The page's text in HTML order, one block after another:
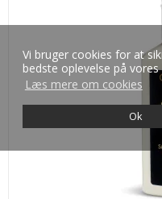
Vi bruger cookies for at
bedste oplevelse på
Læs mere om cookies
Ok